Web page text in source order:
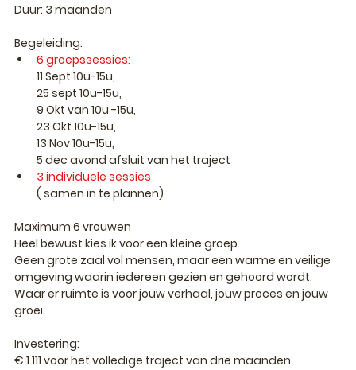
Duur: 3 maanden
Begeleiding:
6 groepssessies:
11 Sept 10u-15u,
25 sept 10u-15u,
9 Okt van 10u -15u,
23 Okt 10u-15u,
13 Nov 10u-15u,
5 dec avond afsluit van het traject
3 individuele sessies
( samen in te plannen)
Maximum 6 vrouwen
Heel bewust kies ik voor een kleine groep.
Geen grote zaal vol mensen, maar een warme en veilige
omgeving waarin iedereen gezien en gehoord wordt.
Waar er ruimte is voor jouw verhaal, jouw proces en jouw
groei.
Investering:
€ 1.111 voor het volledige traject van drie maanden.